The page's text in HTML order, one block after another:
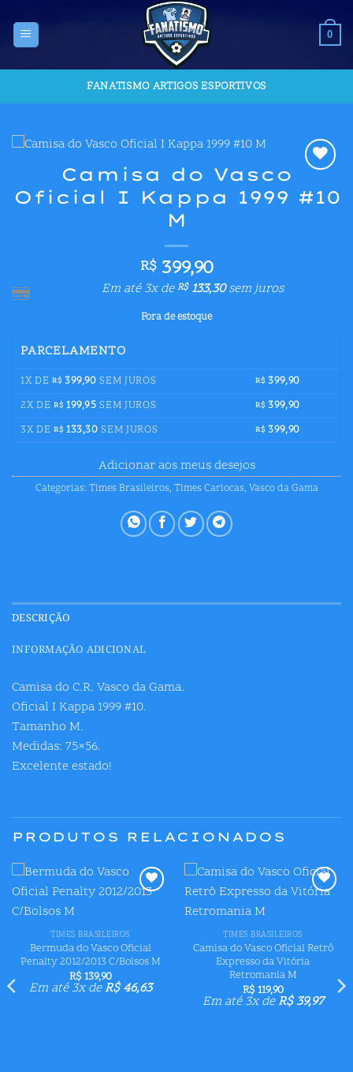
content
0
FANATISMO ARTIGOS ESPORTIVOS
Adicionar
aos meus
Camisa do Vasco
Oficial I Kappa 1999 #10
M
R$399,90
Em até 3x deR$133,30sem juros
Fora de estoque
PARCELAMENTO
1X DE R$ 399,90 SEM JUROS R$ 399,90
2X DE R$ 199,95 SEM JUROS R$ 399,90
3X DE R$ 133,30 SEM JUROS R$ 399,90
Adicionar aos meus desejos
Categorias: Times Brasileiros, Times Cariocas, Vasco da Gama
DESCRIÇÃO
INFORMAÇÃO ADICIONAL
Camisa do C.R. Vasco da Gama.
Oficial I Kappa 1999 #10.
Tamanho M.
Medidas: 75×56.
Excelente estado!
PRODUTOS RELACIONADOS
TIMES BRASILEIROS
Bermuda do Vasco Oficial
Penalty 2012/2013 C/Bolsos M
R$ 139,90
Em até 3x deR$46,63
TIMES BRASILEIROS
Camisa do Vasco Oficial Retrô
Expresso da Vitória
Retromania M
R$ 119,90
Em até 3x deR$39,97